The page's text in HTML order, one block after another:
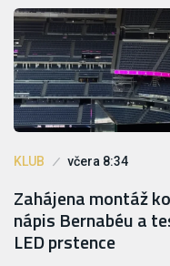
KLUB včera 8:34
Zahájena montáž
nápis Bernabéu a
LED prstence